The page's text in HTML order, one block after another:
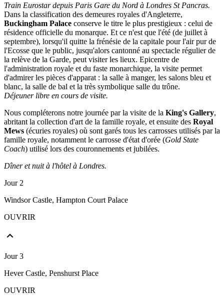
Train Eurostar depuis Paris Gare du Nord à Londres St Pancras.
Dans la classification des demeures royales d'Angleterre,
Buckingham Palace conserve le titre le plus prestigieux : celui de
résidence officielle du monarque. Et ce n'est que l'été (de juillet à
septembre), lorsqu'il quitte la frénésie de la capitale pour l'air pur de
l'Ecosse que le public, jusqu'alors cantonné au spectacle régulier de
la relève de la Garde, peut visiter les lieux. Epicentre de
l'administration royale et du faste monarchique, la visite permet
d'admirer les pièces d'apparat : la salle à manger, les salons bleu et
blanc, la salle de bal et la très symbolique salle du trône.
Déjeuner libre en cours de visite.
Nous compléterons notre journée par la visite de la King's Gallery,
abritant la collection d'art de la famille royale, et ensuite des Royal
Mews (écuries royales) où sont garés tous les carrosses utilisés par la
famille royale, notamment le carrosse d'état d'orée (Gold State
Coach) utilisé lors des couronnements et jubilées.
Dîner et nuit à l'hôtel à Londres.
Jour 2
Windsor Castle, Hampton Court Palace
OUVRIR
Jour 3
Hever Castle, Penshurst Place
OUVRIR